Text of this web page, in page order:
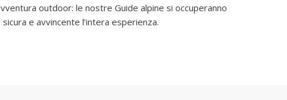
outdoor: le nostre Guide alpine si occuperanno
e avvincente l’intera esperienza.